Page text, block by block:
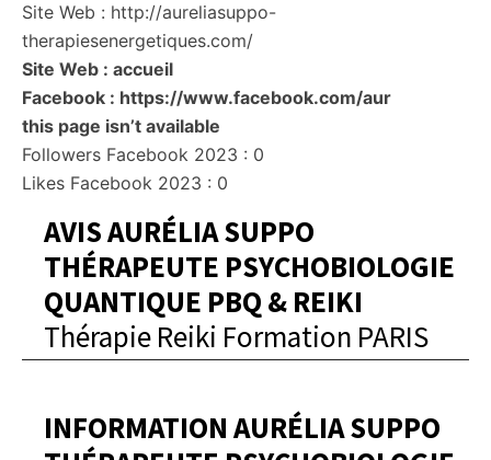
Site Web : http://aureliasuppo-
therapiesenergetiques.com/
Site Web : accueil
Facebook : https://www.facebook.com/aur
this page isn’t available
Followers Facebook 2023 : 0
Likes Facebook 2023 : 0
AVIS AURÉLIA SUPPO
THÉRAPEUTE PSYCHOBIOLOGIE
QUANTIQUE PBQ & REIKI
Thérapie Reiki Formation PARIS
INFORMATION AURÉLIA SUPPO